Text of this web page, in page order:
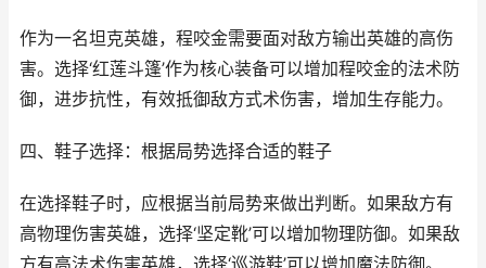
作为一名坦克英雄，程咬金需要面对敌方输出英雄的高伤
害。选择‘红莲斗篷’作为核心装备可以增加程咬金的法术防
御，进步抗性，有效抵御敌方式术伤害，增加生存能力。
四、鞋子选择：根据局势选择合适的鞋子
在选择鞋子时，应根据当前局势来做出判断。如果敌方有
高物理伤害英雄，选择‘坚定靴’可以增加物理防御。如果敌